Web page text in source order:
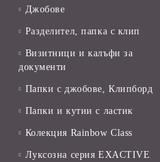
Джобове
Разделител, папка с клип
Визитници и калъфи за
документи
Папки с джобове, Клипборд
Папки и кутии с ластик
Колекция Rainbow Class
Луксозна серия EXACTIVE